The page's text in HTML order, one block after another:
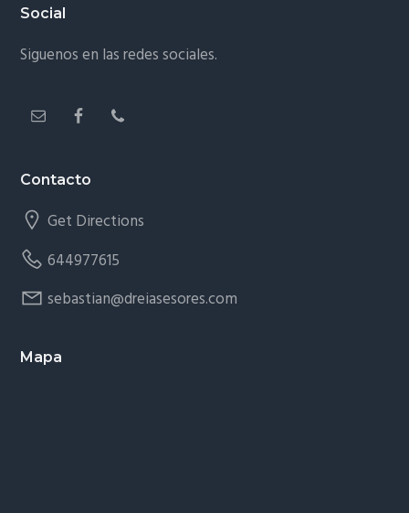
Footer
Social
Siguenos en las redes sociales.
Contacto
Get Directions
644977615
sebastian@dreiasesores.com
Mapa